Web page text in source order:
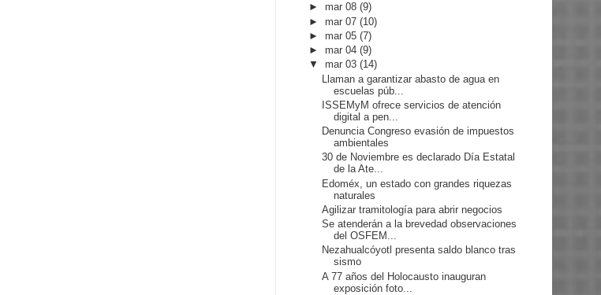
► mar 08(9)
► mar 07(10)
► mar 05(7)
► mar 04(9)
▼ mar 03(14)
Llaman a garantizar abasto de agua en
escuelas púb...
ISSEMyM ofrece servicios de atención
digital a pen...
Denuncia Congreso evasión de impuestos
ambientales
30 de Noviembre es declarado Día Estatal
de la Ate...
Edoméx, un estado con grandes riquezas
naturales
Agilizar tramitología para abrir negocios
Se atenderán a la brevedad observaciones
del OSFEM...
Nezahualcóyotl presenta saldo blanco tras
sismo
A 77 años del Holocausto inauguran
exposición foto...